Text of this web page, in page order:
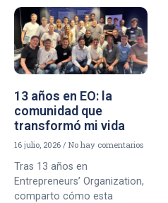
13 años en EO: la
comunidad que
transformó mi vida
16 julio, 2026 No hay comentarios
Tras 13 años en
Entrepreneurs’ Organization,
comparto cómo esta